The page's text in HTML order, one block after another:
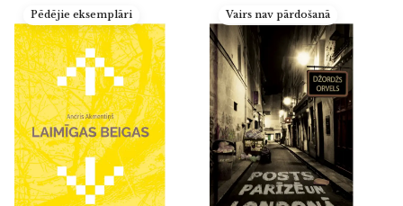
Pēdējie eksemplāri Vairs nav pārdošanā